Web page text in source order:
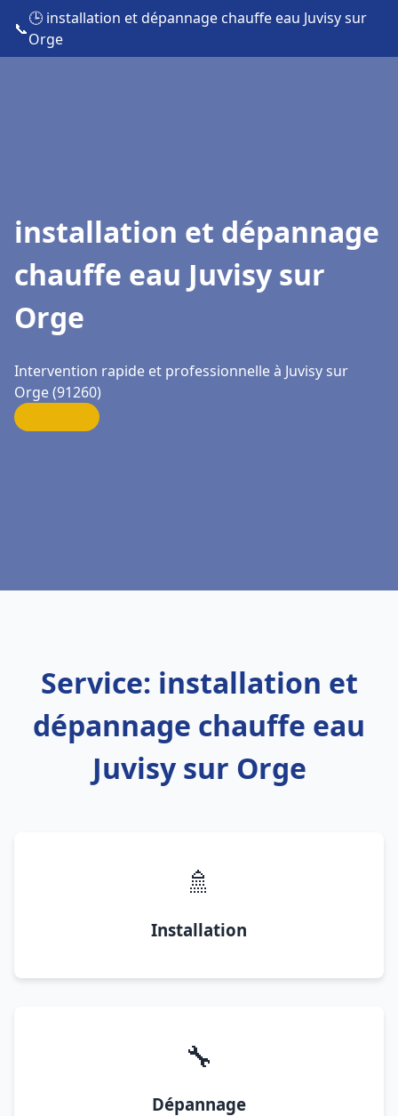
📞
🕒 installation et dépannage chauffe eau Juvisy sur
Orge
installation et dépannage
chauffe eau Juvisy sur
Orge
Intervention rapide et professionnelle à Juvisy sur
Orge (91260)
Service: installation et
dépannage chauffe eau
Juvisy sur Orge
🚿
Installation
🔧
Dépannage